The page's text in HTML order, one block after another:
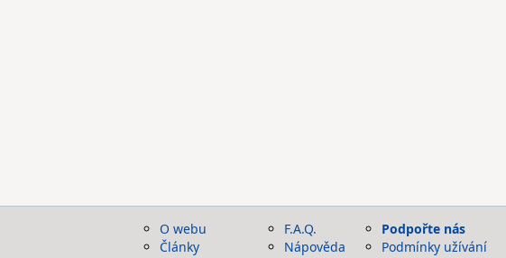
O webu
Články
F.A.Q.
Nápověda
Podpořte nás
Podmínky užívání